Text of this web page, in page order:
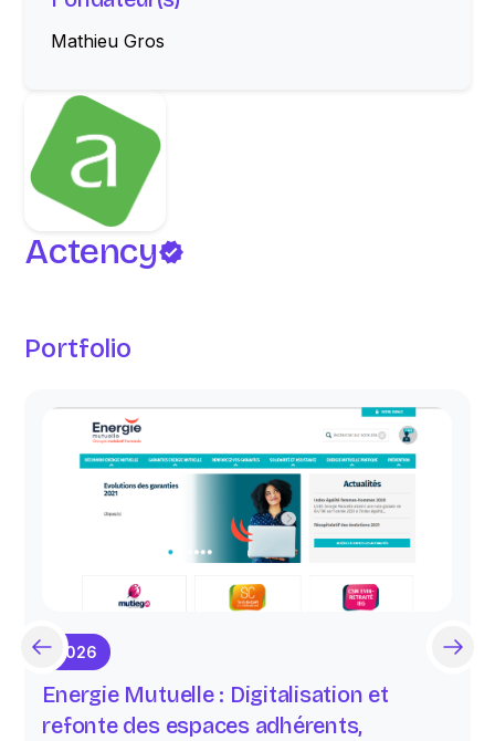
Actency
Mathieu Gros
Portfolio
2026
Energie Mutuelle : Digitalisation et
refonte des espaces adhérents,